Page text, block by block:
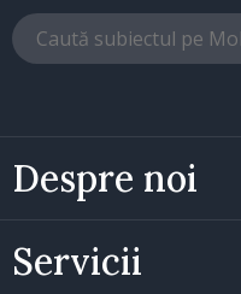
Despre noi
Servicii